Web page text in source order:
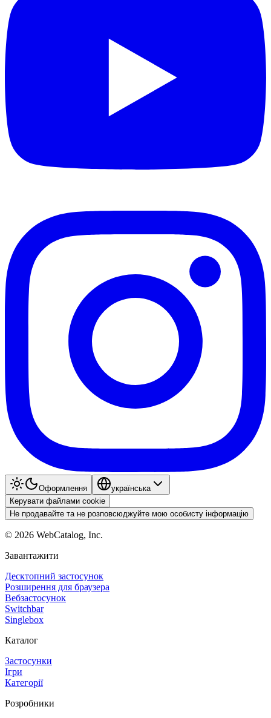
Оформлення
українська
Керувати файлами cookie
Не продавайте та не розповсюджуйте мою особисту інформацію
© 2026 WebCatalog, Inc.
Завантажити
Десктопний застосунок
Розширення для браузера
Вебзастосунок
Switchbar
Singlebox
Каталог
Застосунки
Ігри
Категорії
Розробники